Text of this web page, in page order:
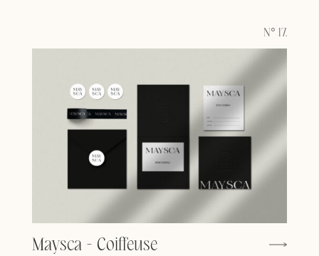
N° 17.
Maysca - Coiffeuse